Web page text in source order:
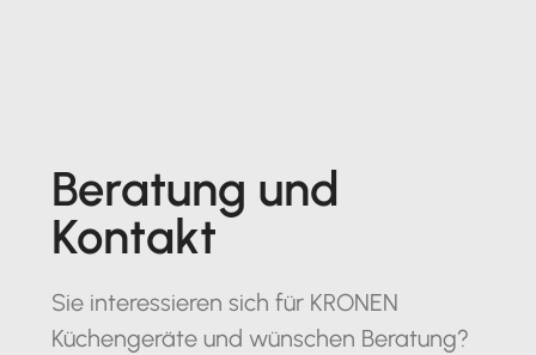
Beratung und
Kontakt
Sie interessieren sich für KRONEN
Küchengeräte und wünschen Beratung?